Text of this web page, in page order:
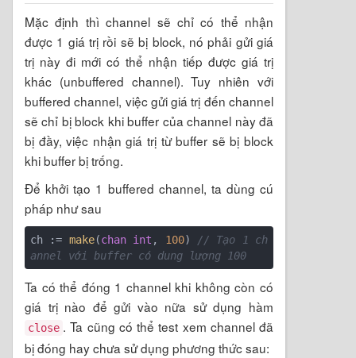
Mặc định thì channel sẽ chỉ có thể nhận
được 1 giá trị rồi sẽ bị block, nó phải gửi giá
trị này đi mới có thể nhận tiếp được giá trị
khác (unbuffered channel). Tuy nhiên với
buffered channel, việc gửi giá trị đến channel
sẽ chỉ bị block khi buffer của channel này đã
bị đầy, việc nhận giá trị từ buffer sẽ bị block
khi buffer bị trống.
Để khởi tạo 1 buffered channel, ta dùng cú
pháp như sau
ch := make(chan int , 100)
// Tạo 1 ch
annel với buffer có dung lượng 100
Ta có thể đóng 1 channel khi không còn có
giá trị nào để gửi vào nữa sử dụng hàm
close . Ta cũng có thể test xem channel đã
bị đóng hay chưa sử dụng phương thức sau: